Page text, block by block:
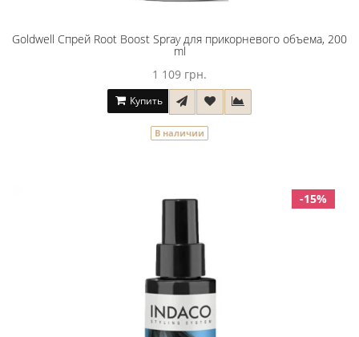
Goldwell Спрей Root Boost Spray для прикорневого объема, 200
ml
1 109 грн.
Купить
В наличии
-15%